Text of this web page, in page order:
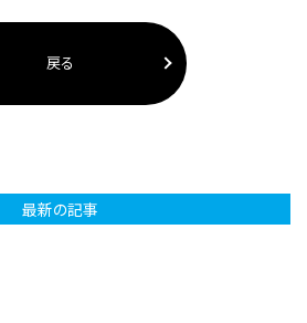
戻る
最新の記事